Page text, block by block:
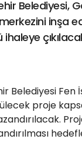
Belediyesi,
inşa
Belediyesi Fen
proje